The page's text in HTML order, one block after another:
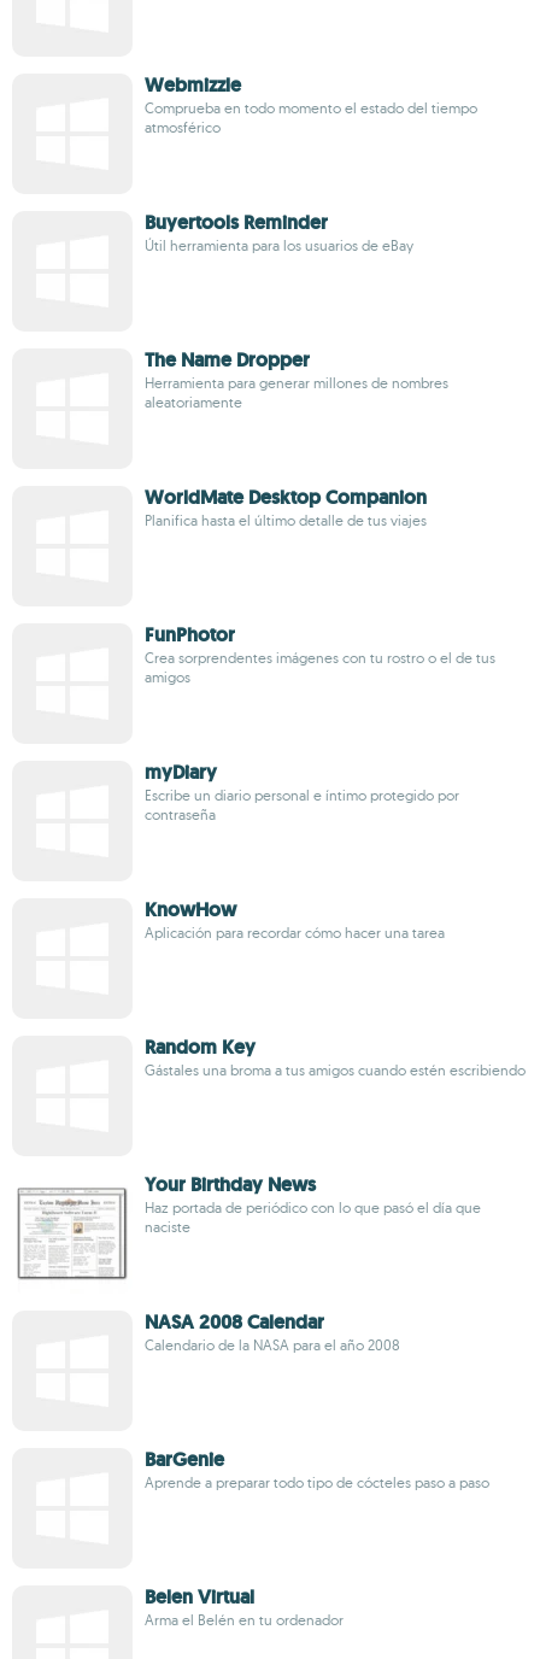
Webmizzle
Comprueba en todo momento el estado del tiempo
atmosférico
Buyertools Reminder
Útil herramienta para los usuarios de eBay
The Name Dropper
Herramienta para generar millones de nombres
aleatoriamente
WorldMate Desktop Companion
Planifica hasta el último detalle de tus viajes
FunPhotor
Crea sorprendentes imágenes con tu rostro o el de tus
amigos
myDiary
Escribe un diario personal e íntimo protegido por
contraseña
KnowHow
Aplicación para recordar cómo hacer una tarea
Random Key
Gástales una broma a tus amigos cuando estén escribiendo
Your Birthday News
Haz portada de periódico con lo que pasó el día que
naciste
NASA 2008 Calendar
Calendario de la NASA para el año 2008
BarGenie
Aprende a preparar todo tipo de cócteles paso a paso
Belen Virtual
Arma el Belén en tu ordenador